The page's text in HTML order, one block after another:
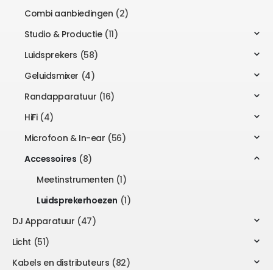
Combi aanbiedingen (2)
Studio & Productie (11)
Luidsprekers (58)
Geluidsmixer (4)
Randapparatuur (16)
HiFi (4)
Microfoon & In-ear (56)
Accessoires (8)
Meetinstrumenten (1)
Luidsprekerhoezen (1)
DJ Apparatuur (47)
Licht (51)
Kabels en distributeurs (82)